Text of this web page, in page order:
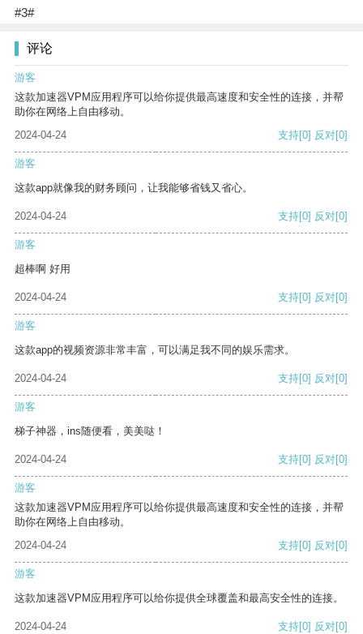
#3#
评论
游客
这款加速器VPM应用程序可以给你提供最高速度和安全性的连接，并帮
助你在网络上自由移动。
2024-04-24
支持[0] 反对[0]
游客
这款app就像我的财务顾问，让我能够省钱又省心。
2024-04-24 支持[0] 反对[0]
游客
超棒啊 好用
2024-04-24 支持[0] 反对[0]
游客
这款app的视频资源非常丰富，可以满足我不同的娱乐需求。
2024-04-24 支持[0] 反对[0]
游客
梯子神器，ins随便看，美美哒！
2024-04-24 支持[0] 反对[0]
游客
这款加速器VPM应用程序可以给你提供最高速度和安全性的连接，并帮
助你在网络上自由移动。
2024-04-24
支持[0] 反对[0]
游客
这款加速器VPM应用程序可以给你提供全球覆盖和最高安全性的连接。
2024-04-24 支持[0] 反对[0]